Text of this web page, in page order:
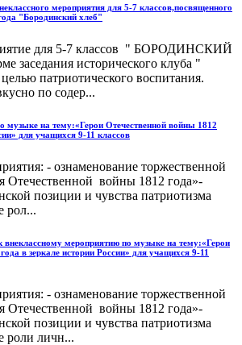
мероприятия для 5-7 классов,посвященного
"Бородинский хлеб"
для 5-7 классов " БОРОДИНСКИЙ
заседания исторического клуба "
патриотического воспитания.
по содер...
музыке на тему:«Герои Отечественной войны 1812
для учащихся 9-11 классов
- ознаменование торжественной
Отечественной войны 1812 года»-
позиции и чувства патриотизма
рол...
внеклассному мероприятию по музыке на тему:«Герои
в зеркале истории России» для учащихся 9-11
- ознаменование торжественной
Отечественной войны 1812 года»-
позиции и чувства патриотизма
роли личн...